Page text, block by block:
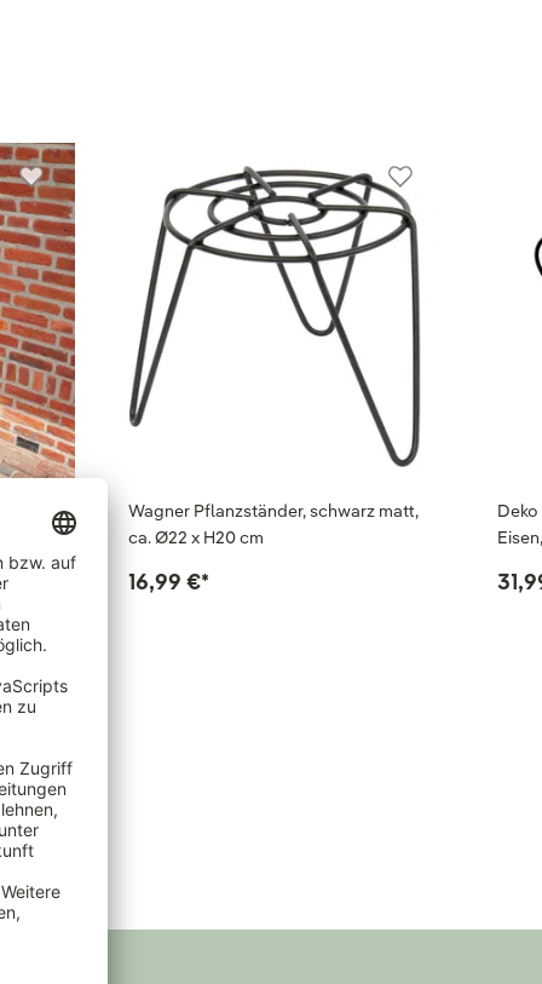
Wagner Pflanzständer, schwarz matt,
ca. Ø22 x H20 cm
16,99 €*